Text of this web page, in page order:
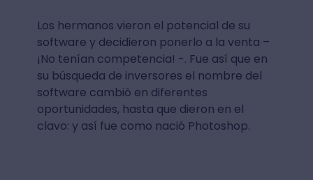
Los hermanos vieron el potencial de su
software y decidieron ponerlo a la venta –
¡No tenían competencia! -. Fue así que en
su búsqueda de inversores el nombre del
software cambió en diferentes
oportunidades, hasta que dieron en el
clavo: y así fue como nació Photoshop.